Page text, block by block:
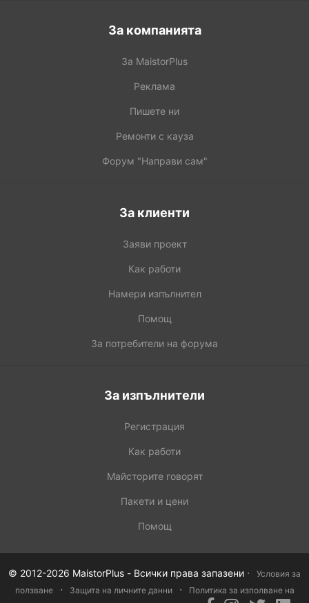
За компанията
За MaistorPlus
Реклама
Пишете ни
Ремонти с кауза
Форум "Направи сам"
За клиенти
Заяви проект
Как работи
Намери изпълнител
Помощ
За потребители на форума
За изпълнители
Регистрация
Как работи
Майсторите говорят
Пакети и цени
Помощ
© 2012-2026 MaistorPlus - Всички права запазени ·
Условия за
ползване
· Защита на личните данни · Политика за изполване на